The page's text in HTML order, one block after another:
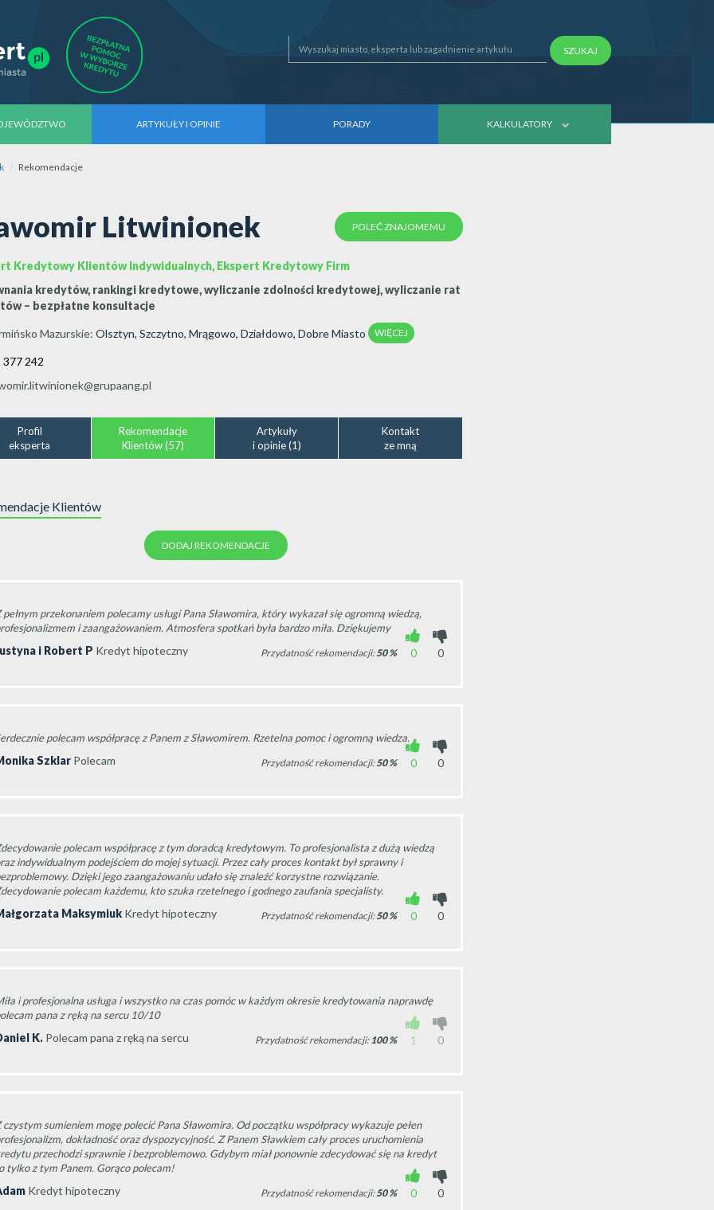
SZUKAJ
ARTYKUŁY I OPINIE PORADY KALKULATORY
Rekomendacje
Litwinionek POLEĆ ZNAJOMEMU
Kredytowy Klientów Indywidualnych, Ekspert Kredytowy Firm
kredytów, rankingi kredytowe, wyliczanie zdolności kredytowej, wyliczanie rat
– bezpłatne konsultacje
Mazurskie: Olsztyn, Szczytno, Mrągowo, Działdowo, Dobre Miasto WIĘCEJ
377 242
Profil
eksperta
Rekomendacje
Klientów (57)
Artykuły
i opinie (1)
Kontakt
ze mną
Klientów
DODAJ REKOMENDACJE
pełnym przekonaniem polecamy usługi Pana Sławomira, który wykazał się ogromną wiedzą,
i zaangażowaniem. Atmosfera spotkań była bardzo miła. Dziękujemy
i Robert P Kredyt hipoteczny 0 0
Przydatność rekomendacji:50%
polecam współpracę z Panem z Sławomirem. Rzetelna pomoc i ogromną wiedza.
Szklar Polecam 0 0
Przydatność rekomendacji:50%
polecam współpracę z tym doradcą kredytowym. To profesjonalista z dużą wiedzą
indywidualnym podejściem do mojej sytuacji. Przez cały proces kontakt był sprawny i
Dzięki jego zaangażowaniu udało się znaleźć korzystne rozwiązanie.
polecam każdemu, kto szuka rzetelnego i godnego zaufania specjalisty.
Maksymiuk Kredyt hipoteczny 0 0
Przydatność rekomendacji:50%
i profesjonalna usługa i wszystko na czas pomóc w każdym okresie kredytowania naprawdę
pana z ręką na sercu 10/10
K. Polecam pana z ręką na sercu 1 0
Przydatność rekomendacji:100%
czystym sumieniem mogę polecić Pana Sławomira. Od początku współpracy wykazuje pełen
dokładność oraz dyspozycyjność. Z Panem Sławkiem cały proces uruchomienia
przechodzi sprawnie i bezproblemowo. Gdybym miał ponownie zdecydować się na kredyt
tylko z tym Panem. Gorąco polecam!
Kredyt hipoteczny 0 0
Przydatność rekomendacji:50%